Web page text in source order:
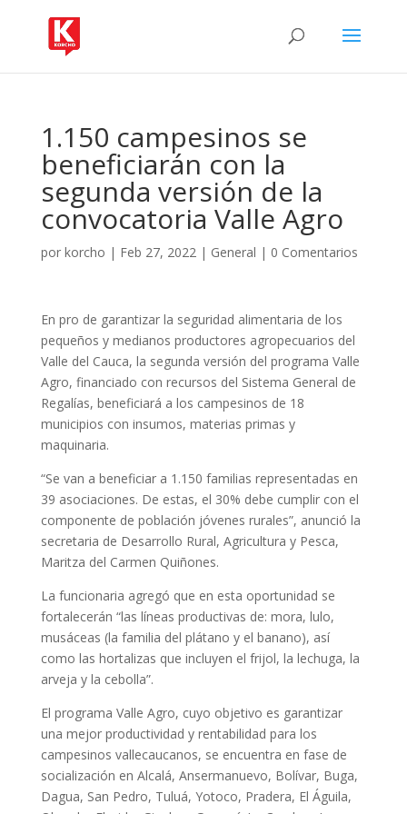
1.150 campesinos se
beneficiarán con la
segunda versión de la
convocatoria Valle Agro
por korcho | Feb 27, 2022| General | 0 Comentarios
En pro de garantizar la seguridad alimentaria de los
pequeños y medianos productores agropecuarios del
Valle del Cauca, la segunda versión del programa Valle
Agro, financiado con recursos del Sistema General de
Regalías, beneficiará a los campesinos de 18
municipios con insumos, materias primas y
maquinaria.
“Se van a beneficiar a 1.150 familias representadas en
39 asociaciones. De estas, el 30% debe cumplir con el
componente de población jóvenes rurales”, anunció la
secretaria de Desarrollo Rural, Agricultura y Pesca,
Maritza del Carmen Quiñones.
La funcionaria agregó que en esta oportunidad se
fortalecerán “las líneas productivas de: mora, lulo,
musáceas (la familia del plátano y el banano), así
como las hortalizas que incluyen el frijol, la lechuga, la
arveja y la cebolla”.
El programa Valle Agro, cuyo objetivo es garantizar
una mejor productividad y rentabilidad para los
campesinos vallecaucanos, se encuentra en fase de
socialización en Alcalá, Ansermanuevo, Bolívar, Buga,
Dagua, San Pedro, Tuluá, Yotoco, Pradera, El Águila,